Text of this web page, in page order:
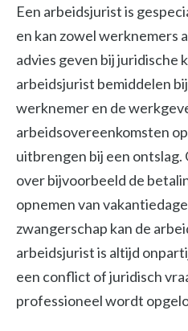
Een arbeidsjurist is
en kan zowel werknemers
advies geven bij juridische
arbeidsjurist bemiddelen
werknemer en de
arbeidsovereenkomsten
uitbrengen bij een ontslag.
over bijvoorbeeld de
opnemen van
zwangerschap kan de
arbeidsjurist is altijd
een conflict of juridisch
professioneel wordt